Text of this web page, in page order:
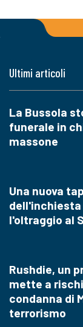
Ultimi articoli
La Bussola
funerale in
massone
Una nuova
dell'inchiesta
l'oltraggio al
Rushdie, un
mette a
condanna di
terrorismo